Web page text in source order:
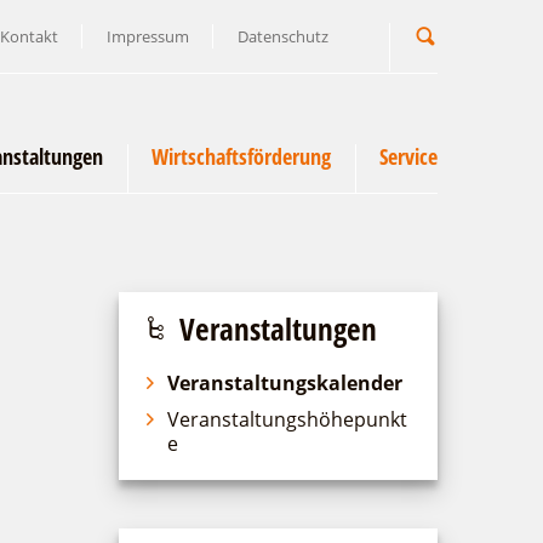
Kontakt Impressum Datenschutz
Wirtschaftsförderung Service
Veranstaltungen
Veranstaltungskalender
Veranstaltungshöhepunkt
e